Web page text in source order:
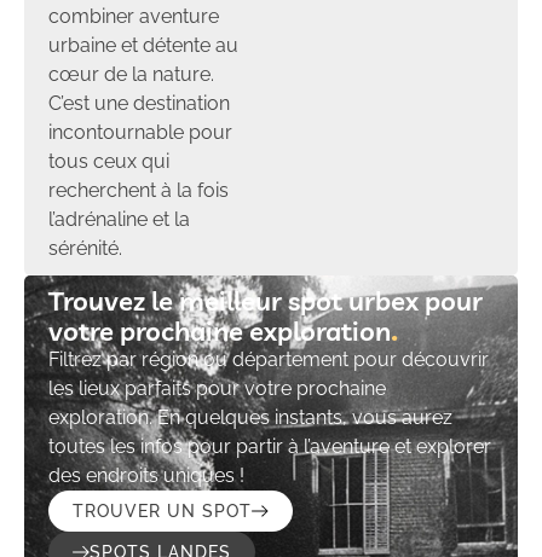
combiner aventure
urbaine et détente au
cœur de la nature.
C’est une destination
incontournable pour
tous ceux qui
recherchent à la fois
l’adrénaline et la
sérénité.
Trouvez le meilleur spot urbex pour
votre prochaine exploration​
Filtrez par région ou département pour découvrir
les lieux parfaits pour votre prochaine
exploration. En quelques instants, vous aurez
toutes les infos pour partir à l’aventure et explorer
des endroits uniques !
TROUVER UN SPOT
SPOTS LANDES